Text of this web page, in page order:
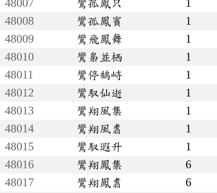
48007
鸞孤鳳只
1
48008
鸞孤鳳賓
1
48009
鸞飛鳳舞
1
48010
鸞梟並栖
1
48011
鸞停鵠峙
1
48012
鸞馭仙逝
1
48013
鸞翔風集
1
48014
鸞翔風翥
1
48015
鸞馭遐升
1
48016
鸞翔鳳集
6
48017
鸞翔鳳翥
6